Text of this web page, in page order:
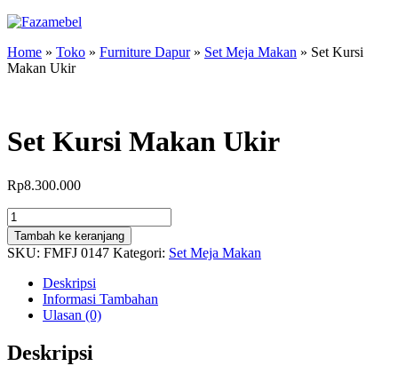
Home » Toko » Furniture Dapur» Set Meja Makan » Set Kursi
Makan Ukir
Set Kursi Makan Ukir
Rp8.300.000
Kuantitas
Set
Kursi
Makan
Ukir
Tambah ke keranjang
SKU: FMFJ 0147 Kategori: Set Meja Makan
Deskripsi
Informasi Tambahan
Ulasan (0)
Deskripsi